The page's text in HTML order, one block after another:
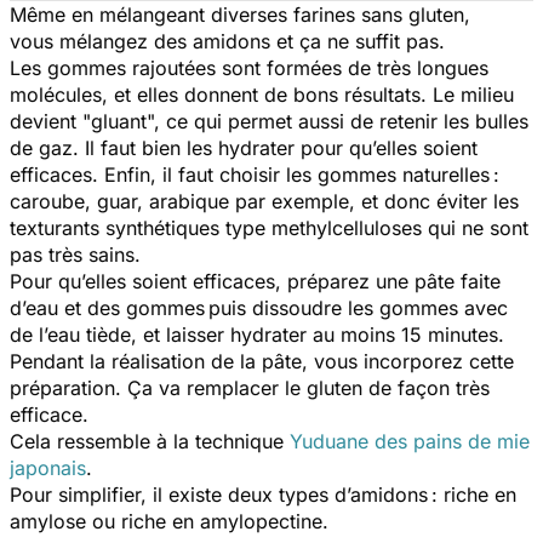
Même en mélangeant diverses farines sans gluten,
vous mélangez des amidons et ça ne suffit pas.
Les gommes rajoutées sont formées de très longues
molécules, et elles donnent de bons résultats. Le milieu
devient "gluant", ce qui permet aussi de retenir les bulles
de gaz. Il faut bien les hydrater pour qu’elles soient
efficaces. Enfin, il faut choisir les gommes naturelles :
caroube, guar, arabique par exemple, et donc éviter les
texturants synthétiques type methylcelluloses qui ne sont
pas très sains.
Pour qu’elles soient efficaces, préparez une pâte faite
d’eau et des gommes puis dissoudre les gommes avec
de l’eau tiède, et laisser hydrater au moins 15 minutes.
Pendant la réalisation de la pâte, vous incorporez cette
préparation. Ça va remplacer le gluten de façon très
efficace.
Cela ressemble à la technique Yuduane des pains de mie
japonais.
Pour simplifier, il existe deux types d’amidons : riche en
amylose ou riche en amylopectine.